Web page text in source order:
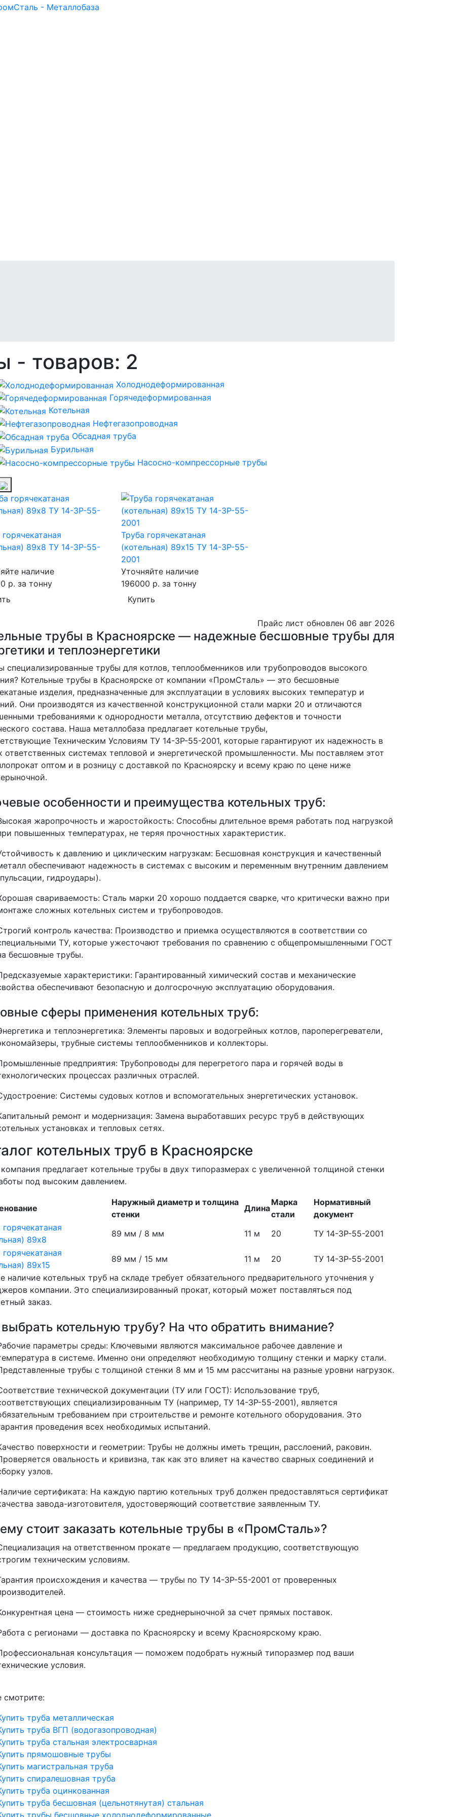
- товаров: 2
Холоднодеформированная
Горячедеформированная
Котельная
Нефтегазопроводная
Обсадная труба
Бурильная
Насосно-компрессорные трубы
89х8 ТУ 14-3Р-55-
наличие
р. за тонну
Труба горячекатаная
(котельная) 89х15 ТУ 14-3Р-55-
2001
Уточняйте наличие
196000 р. за тонну
Купить
Прайс лист обновлен 06 авг 2026
трубы в Красноярске — надежные бесшовные трубы для
и теплоэнергетики
специализированные трубы для котлов, теплообменников или трубопроводов высокого
Котельные трубы в Красноярске от компании «ПромСталь» — это бесшовные
изделия, предназначенные для эксплуатации в условиях высоких температур и
Они производятся из качественной конструкционной стали марки 20 и отличаются
требованиями к однородности металла, отсутствию дефектов и точности
состава. Наша металлобаза предлагает котельные трубы,
Техническим Условиям ТУ 14-3Р-55-2001, которые гарантируют их надежность в
ответственных системах тепловой и энергетической промышленности. Мы поставляем этот
оптом и в розницу с доставкой по Красноярску и всему краю по цене ниже
особенности и преимущества котельных труб:
жаропрочность и жаростойкость: Способны длительное время работать под нагрузкой
повышенных температурах, не теряя прочностных характеристик.
к давлению и циклическим нагрузкам: Бесшовная конструкция и качественный
обеспечивают надежность в системах с высоким и переменным внутренним давлением
гидроудары).
свариваемость: Сталь марки 20 хорошо поддается сварке, что критически важно при
сложных котельных систем и трубопроводов.
контроль качества: Производство и приемка осуществляются в соответствии со
ТУ, которые ужесточают требования по сравнению с общепромышленными ГОСТ
бесшовные трубы.
характеристики: Гарантированный химический состав и механические
обеспечивают безопасную и долгосрочную эксплуатацию оборудования.
сферы применения котельных труб:
и теплоэнергетика: Элементы паровых и водогрейных котлов, пароперегреватели,
трубные системы теплообменников и коллекторы.
предприятия: Трубопроводы для перегретого пара и горячей воды в
процессах различных отраслей.
: Системы судовых котлов и вспомогательных энергетических установок.
ремонт и модернизация: Замена выработавших ресурс труб в действующих
установках и тепловых сетях.
котельных труб в Красноярске
предлагает котельные трубы в двух типоразмерах с увеличенной толщиной стенки
под высоким давлением.
Наружный диаметр и толщина
стенки
Длина
Марка
стали
Нормативный
документ
горячекатаная
89х8
89 мм / 8 мм 11 м 20
ТУ 14-3Р-55-2001
горячекатаная
89х15
89 мм / 15 мм 11 м 20
ТУ 14-3Р-55-2001
наличие котельных труб на складе требует обязательного предварительного уточнения у
компании. Это специализированный прокат, который может поставляться под
заказ.
котельную трубу? На что обратить внимание?
параметры среды: Ключевыми являются максимальное рабочее давление и
в системе. Именно они определяют необходимую толщину стенки и марку стали.
трубы с толщиной стенки 8 мм и 15 мм рассчитаны на разные уровни нагрузок.
технической документации (ТУ или ГОСТ): Использование труб,
специализированным ТУ (например, ТУ 14-3Р-55-2001), является
требованием при строительстве и ремонте котельного оборудования. Это
проведения всех необходимых испытаний.
поверхности и геометрии: Трубы не должны иметь трещин, расслоений, раковин.
овальность и кривизна, так как это влияет на качество сварных соединений и
узлов.
сертификата: На каждую партию котельных труб должен предоставляться сертификат
завода-изготовителя, удостоверяющий соответствие заявленным ТУ.
стоит заказать котельные трубы в «ПромСталь»?
на ответственном прокате — предлагаем продукцию, соответствующую
техническим условиям.
происхождения и качества — трубы по ТУ 14-3Р-55-2001 от проверенных
цена — стоимость ниже среднерыночной за счет прямых поставок.
с регионами — доставка по Красноярску и всему Красноярскому краю.
консультация — поможем подобрать нужный типоразмер под ваши
условия.
смотрите:
труба металлическая
труба ВГП (водогазопроводная)
труба стальная электросварная
прямошовные трубы
магистральная труба
спиралешовная труба
труба оцинкованная
труба бесшовная (цельнотянутая) стальная